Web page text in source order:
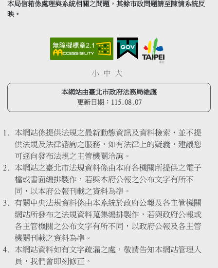
本局信箱係處理與系統相關之問題，其餘市政問題請至陳情系統反
映。
小 中 大
本網站由臺北市政府法務局維護
更新日期： 115.08.07
本網站係提供法規之最新動態資訊及資料檢索，並不提
供法規及法律諮詢之服務，如有法律上的疑義，建議您
可逕向發布法規之主管機關洽詢。
本網站之臺北市法規資料係由本府各機關所提供之電子
檔或書面編排製作，若與本府公報之公布文字有所不
同，以本府公報刊載之資料為準。
有關中央法規資料係由本系統於政府公報及各主管機關
網站所發布之法規資料蒐集編排製作，若與政府公報或
各主管機關之公布文字有所不同，以政府公報及各主管
機關刊載之資料為準。
本網站資料如有文字疏漏之處，敬請告知本網站管理人
員，我們會即刻修正。